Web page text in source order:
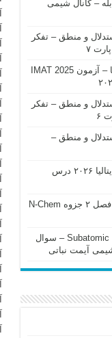
بله – کانال شیمی
و منطق – تفکر
پاسخ سوالات آیمت ۲۰۲۵ ایتالیا – آزمون IMAT 2025
و منطق – تفکر
و منطق –
ثبت نام دوره شبیه ساز آیمت ایتالیا ۲۰۲۶ درس
آیمت ایتالیا – پاسخ سوال ۲۴۳ فصل ۲ جزوه N-Chem
Subatomic particles – valence electrons – سوال